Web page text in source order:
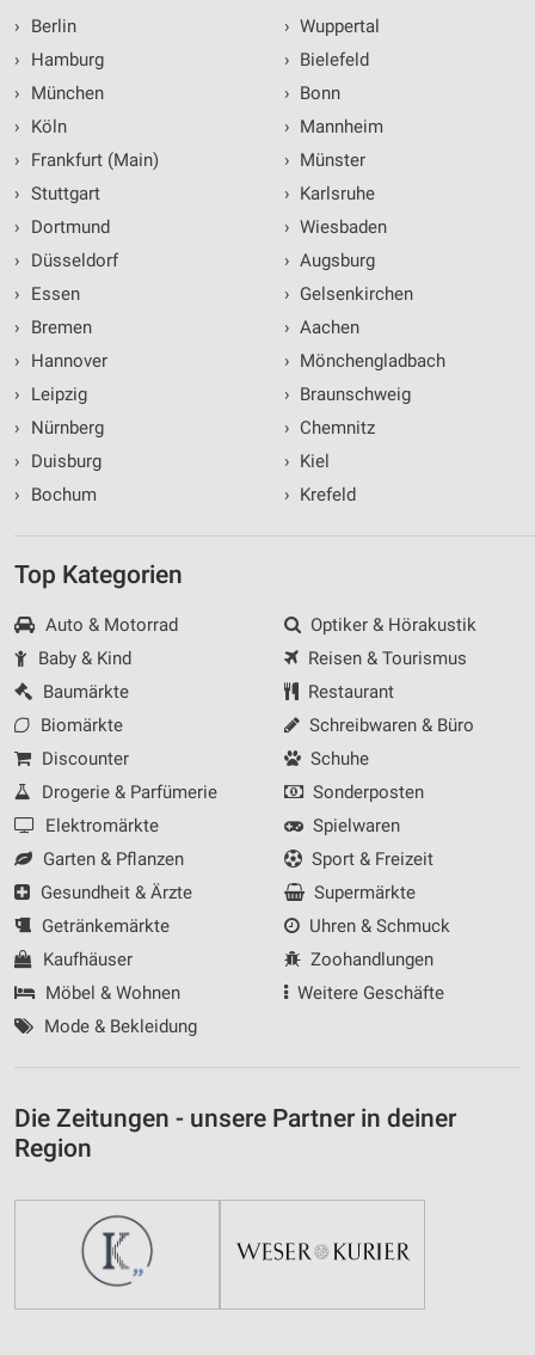
›
Berlin
›
Hamburg
›
München
›
Köln
›
Frankfurt (Main)
› Stuttgart
›
Dortmund
›
Düsseldorf
›
Essen
›
Bremen
›
Hannover
›
Leipzig
›
Nürnberg
›
Duisburg
›
Bochum
› Wuppertal
› Bielefeld
› Bonn
› Mannheim
› Münster
› Karlsruhe
› Wiesbaden
› Augsburg
› Gelsenkirchen
› Aachen
› Mönchengladbach
› Braunschweig
› Chemnitz
› Kiel
› Krefeld
Top Kategorien
Auto & Motorrad
Baby & Kind
Baumärkte
Biomärkte
Discounter
Drogerie & Parfümerie
Elektromärkte
Garten & Pflanzen
Gesundheit & Ärzte
Getränkemärkte
Kaufhäuser
Möbel & Wohnen
Mode & Bekleidung
Optiker & Hörakustik
Reisen & Tourismus
Restaurant
Schreibwaren & Büro
Schuhe
Sonderposten
Spielwaren
Sport & Freizeit
Supermärkte
Uhren & Schmuck
Zoohandlungen
Weitere Geschäfte
Die Zeitungen - unsere Partner in deiner
Region